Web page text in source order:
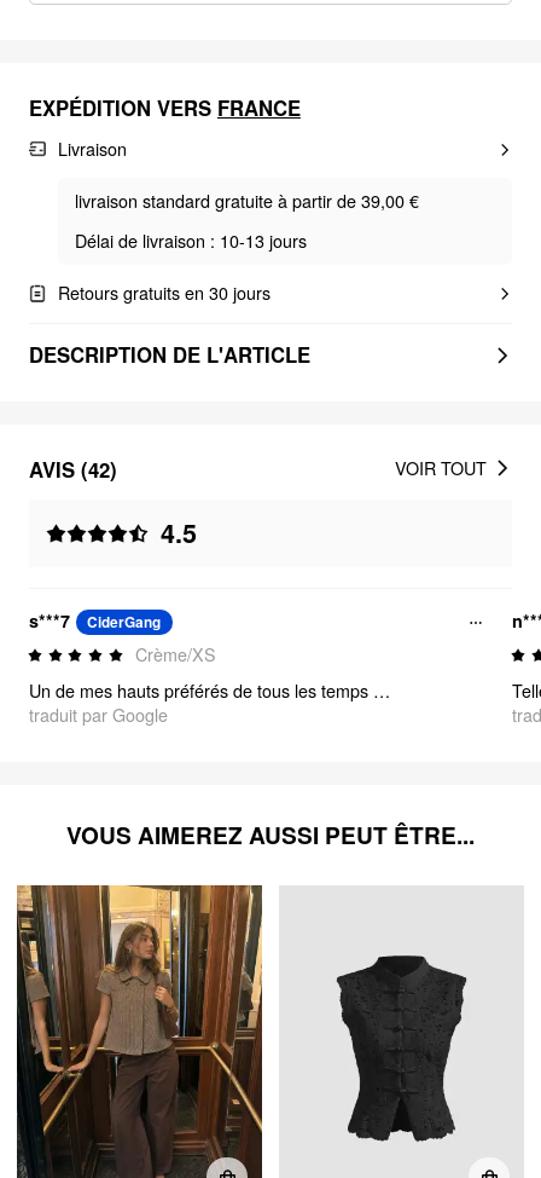
EXPÉDITION VERS FRANCE
Livraison
livraison standard gratuite à partir de 39,00 €
Délai de livraison : 10-13 jours
Retours gratuits en 30 jours
DESCRIPTION DE L'ARTICLE
AVIS (42)
4.5
VOIR TOUT
s***7 CiderGang
Crème/XS
Un de mes hauts préférés de tous les temps ! Très mignon et de bonne qualité !
traduit par Google
VOUS AIMEREZ AUSSI PEUT ÊTRE...